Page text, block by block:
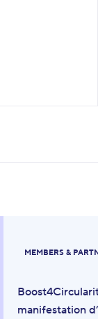
manifestation
MEMBERS &